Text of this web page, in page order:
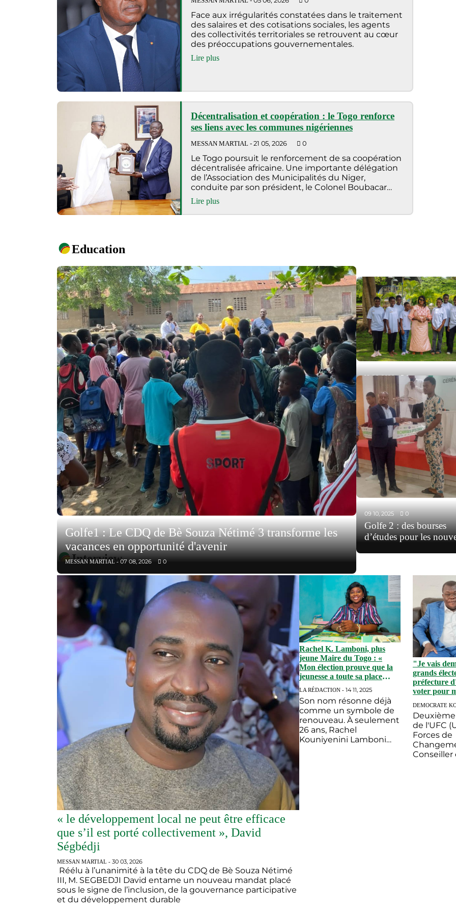
Face aux irrégularités constatées dans le traitement
des salaires et des cotisations sociales, les agents
des collectivités territoriales se retrouvent au cœur
des préoccupations gouvernementales.
Lire plus
Décentralisation et coopération : le Togo renforce
ses liens avec les communes nigériennes
MESSAN MARTIAL - 21 05, 2026 0
Le Togo poursuit le renforcement de sa coopération
décentralisée africaine. Une importante délégation
de l’Association des Municipalités du Niger,
conduite par son président, le Colonel Boubacar
Souma
Lire plus
Education
Golfe1 : Le CDQ de Bè Souza Nétimé 3 transforme les
vacances en opportunité d'avenir
MESSAN MARTIAL - 07 08, 2026 0
18 06, 2026 0
Commune Golfe 2:
l'association
célèbre ses 10 ans
09 10, 2025 0
Golfe 2 : des bourses
d’études pour les
Interview
« le développement local ne peut être efficace
que s’il est porté collectivement », David
Ségbédji
MESSAN MARTIAL - 30 03, 2026
Réélu à l’unanimité à la tête du CDQ de Bè Souza Nétimé
III, M. SEGBEDJI David entame un nouveau mandat placé
sous le signe de l’inclusion, de la gouvernance participative
et du développement durable
Rachel K. Lamboni, plus
jeune Maire du Togo : «
Mon élection prouve que la
jeunesse a toute sa place
dans les sphères
décisionnelles »
LA RÉDACTION - 14 11, 2025
Son nom résonne déjà
comme un symbole de
renouveau. À seulement
26 ans, Rachel
Kouniyenini Lamboni
"Je vais
grands
préfecture
voter pour
TOMI,
aux
février
DEMOCRATE
de l'UFC
Forces de
Conseiller